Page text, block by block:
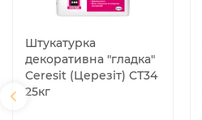
Штукатурка
декоративна "гладка"
Ceresit (Церезіт) СТ34
25кг